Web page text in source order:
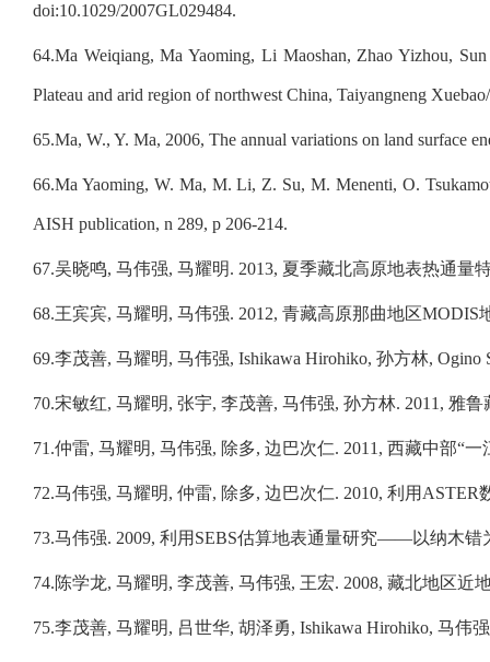
doi:10.1029/2007GL029484.
64.Ma Weiqiang, Ma Yaoming, Li Maoshan, Zhao Yizhou,
Plateau and arid region of northwest China, Taiyangneng
65.Ma, W., Y. Ma, 2006, The annual variations on land surface
66.Ma Yaoming, W. Ma, M. Li, Z. Su, M. Menenti, O.
AISH publication, n 289, p 206-214.
67.吴晓鸣, 马伟强, 马耀明. 2013, 夏季藏北高原地表热通量
68.王宾宾, 马耀明, 马伟强. 2012, 青藏高原那曲地区MODIS
69.李茂善, 马耀明, 马伟强, Ishikawa Hirohiko, 孙方林, Ogino
70.宋敏红, 马耀明, 张宇, 李茂善, 马伟强, 孙方林. 2011, 雅鲁
71.仲雷, 马耀明, 马伟强, 除多, 边巴次仁. 2011, 西藏中部“一
72.马伟强, 马耀明, 仲雷, 除多, 边巴次仁. 2010, 利用 ASTER
73.马伟强. 2009, 利用 SEBS估算地表通量研究——以纳木错
74.陈学龙, 马耀明, 李茂善, 马伟强, 王宏. 2008, 藏北地区近
75.李茂善, 马耀明, 吕世华, 胡泽勇, Ishikawa Hirohiko, 马伟强